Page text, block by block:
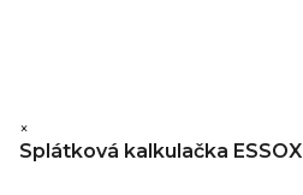
×
Splátková kalkulačka ESSOX